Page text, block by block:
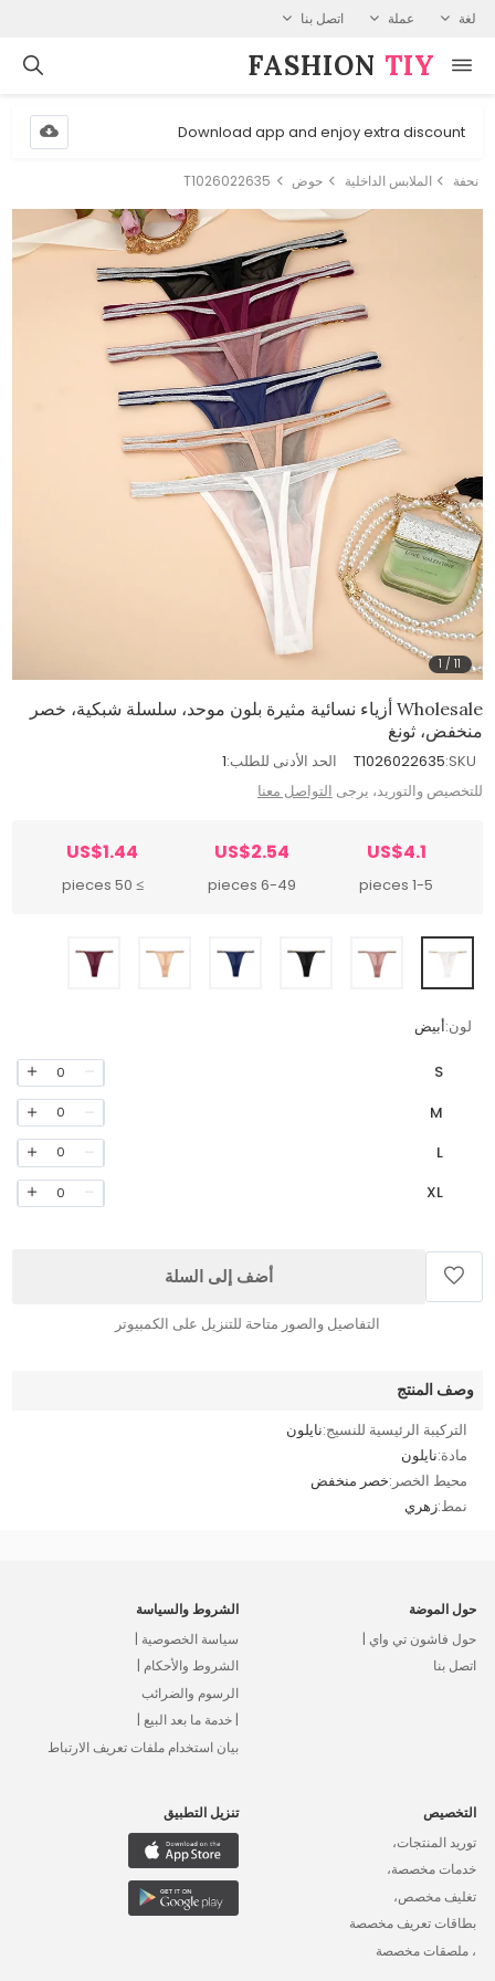
لغة عملة اتصل بنا
FASHION⁠ TIY
Download app and enjoy extra discount
نحفة الملابس الداخلية حوض T1026022635
1 /11
Wholesale أزياء نسائية مثيرة بلون موحد، سلسلة شبكية، خصر
منخفض، ثونغ
SKU:
T1026022635 الحد الأدنى للطلب:1
للتخصيص والتوريد، يرجى التواصل معنا
US$4.1
1-5 pieces
US$2.54
6-49 pieces
US$1.44
≥ 50 pieces
لون:أبيض
S
0
M
0
L
0
XL
0
أضف إلى السلة
التفاصيل والصور متاحة للتنزيل على الكمبيوتر
وصف المنتج
التركيبة الرئيسية للنسيج:نايلون
مادة:نايلون
محيط الخصر:خصر منخفض
نمط:زهري
حول الموضة
حول فاشون تي واي |
اتصل بنا
الشروط والسياسة
سياسة الخصوصية |
الشروط والأحكام |
الرسوم والضرائب
| خدمة ما بعد البيع |
بيان استخدام ملفات تعريف الارتباط
التخصيص
توريد المنتجات،
خدمات مخصصة،
تغليف مخصص،
بطاقات تعريف مخصصة
، ملصقات مخصصة
تنزيل التطبيق